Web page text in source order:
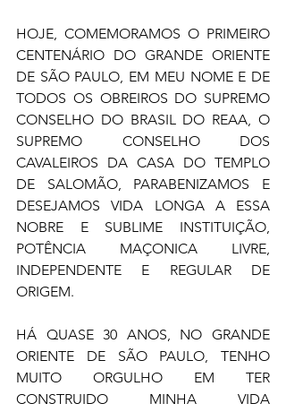
HOJE, COMEMORAMOS O PRIMEIRO
CENTENÁRIO DO GRANDE ORIENTE
DE SÃO PAULO, EM MEU NOME E DE
TODOS OS OBREIROS DO SUPREMO
CONSELHO DO BRASIL DO REAA, O
SUPREMO CONSELHO DOS
CAVALEIROS DA CASA DO TEMPLO
DE SALOMÃO, PARABENIZAMOS E
DESEJAMOS VIDA LONGA A ESSA
NOBRE E SUBLIME INSTITUIÇÃO,
POTÊNCIA MAÇONICA LIVRE,
INDEPENDENTE E REGULAR DE
ORIGEM.
HÁ QUASE 30 ANOS, NO GRANDE
ORIENTE DE SÃO PAULO, TENHO
MUITO ORGULHO EM TER
CONSTRUIDO MINHA VIDA